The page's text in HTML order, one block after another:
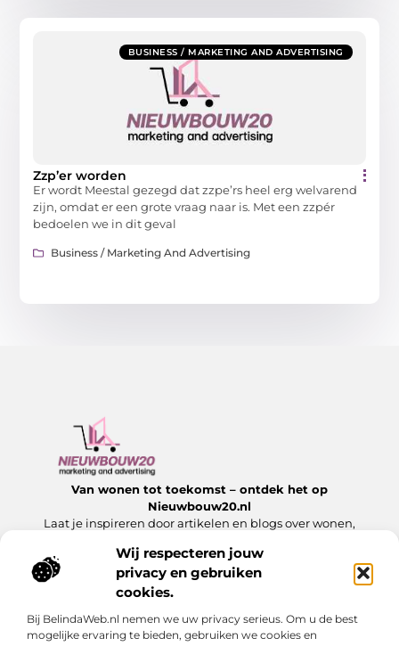
Wij respecteren jouw
privacy en gebruiken
cookies.
Bij BelindaWeb.nl nemen we uw privacy serieus. Om u de best
mogelijke ervaring te bieden, gebruiken we cookies en
BUSINESS / MARKETING AND ADVERTISING
Zzp’er worden
Er wordt Meestal gezegd dat zzpe’rs heel erg welvarend
zijn, omdat er een grote vraag naar is. Met een zzpér
bedoelen we in dit geval
Business / Marketing And Advertising
Van wonen tot toekomst – ontdek het op
Nieuwbouw20.nl
Laat je inspireren door artikelen en blogs over wonen,
Onze informatie
Bericht categorie